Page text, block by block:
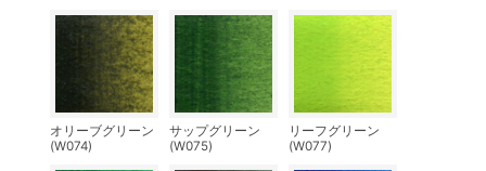
オリーブグリーン
(W074)
サップグリーン
(W075)
リーフグリーン
(W077)